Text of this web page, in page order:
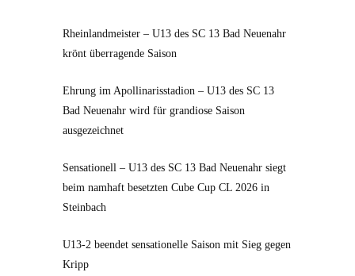
Rheinlandmeister – U13 des SC 13 Bad Neuenahr
krönt überragende Saison
Ehrung im Apollinarisstadion – U13 des SC 13
Bad Neuenahr wird für grandiose Saison
ausgezeichnet
Sensationell – U13 des SC 13 Bad Neuenahr siegt
beim namhaft besetzten Cube Cup CL 2026 in
Steinbach
U13-2 beendet sensationelle Saison mit Sieg gegen
Kripp